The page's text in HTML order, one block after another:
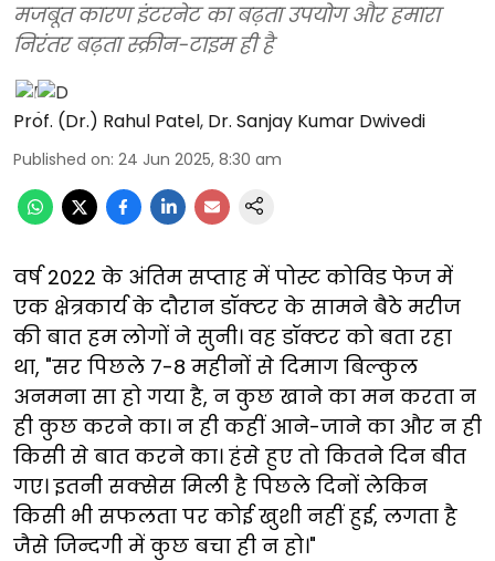
मजबूत कारण इंटरनेट का बढ़ता उपयोग और हमारा
निरंतर बढ़ता स्क्रीन-टाइम ही है
Prof. (Dr.) Rahul Patel, Dr. Sanjay Kumar Dwivedi
Published on: 24 Jun 2025, 8:30 am
वर्ष 2022 के अंतिम सप्ताह में पोस्ट कोविड फेज में
एक क्षेत्रकार्य के दौरान डॉक्टर के सामने बैठे मरीज
की बात हमलोगों ने सुनी। वह डॉक्टर को बता रहा
था, "सर पिछले 7-8 महीनों से दिमाग बिल्कुल
अनमना सा हो गया है, न कुछ खाने का मन करता न
ही कुछ करने का। न ही कहीं आने-जाने का और न ही
किसी से बात करने का। हंसे हुए तो कितने दिन बीत
गए। इतनी सक्सेस मिली है पिछले दिनों लेकिन
किसी भी सफलता पर कोई खुशी नहीं हुई, लगता है
जैसे जिन्दगी में कुछ बचा ही न हो।"